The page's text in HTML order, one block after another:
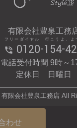
わせ
有限会社豊泉工務
0120-154-
フリーダイヤル 行こうよ、よ
電話受付時間 9時～
定休日 日曜日
限会社豊泉工務店 All